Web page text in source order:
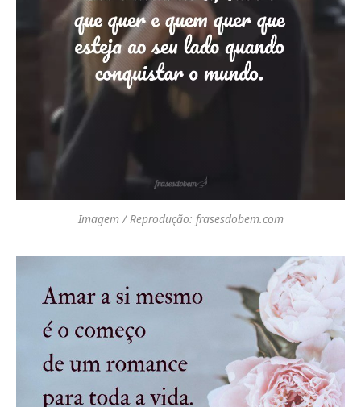
Imagem / Reprodução: frasesdobem.com